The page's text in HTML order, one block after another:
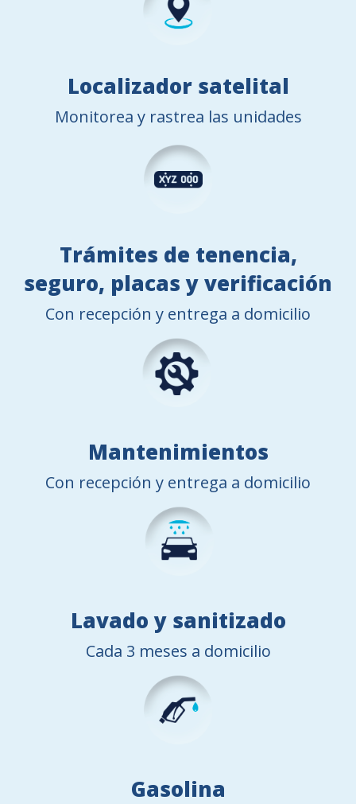
Localizador satelital
Monitorea y rastrea las unidades
Trámites de tenencia,
seguro, placas y verificación
Con recepción y entrega a domicilio
Mantenimientos
Con recepción y entrega a domicilio
Lavado y sanitizado
Cada 3 meses a domicilio
Gasolina